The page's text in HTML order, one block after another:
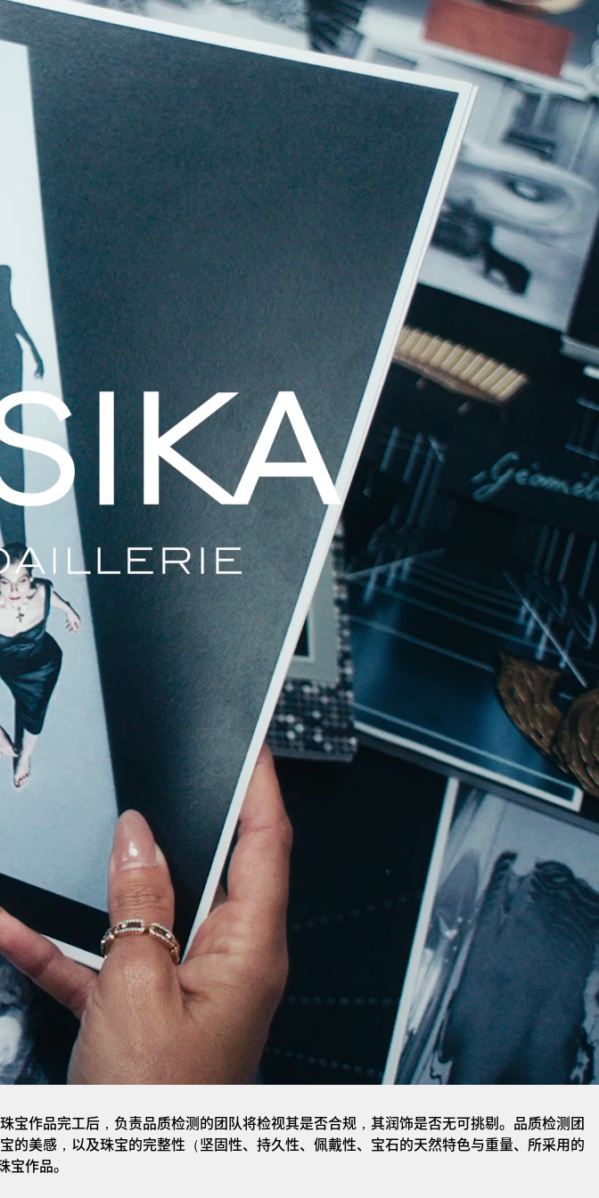
作品完工后，负责品质检测的团队将检视其是否合规，其润饰是否无可挑剔。品质检测团
美感，以及珠宝的完整性（坚固性、持久性、佩戴性、宝石的天然特色与重量、所采用的
作品。